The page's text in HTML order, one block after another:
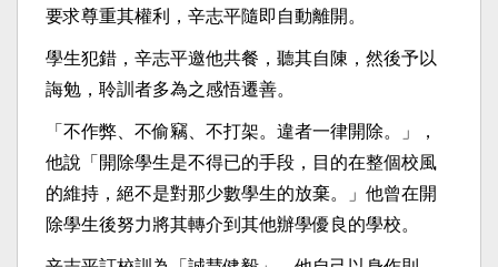
要求尊重其權利，辛志平隨即自動離開。
學生犯錯，辛志平邀他共餐，聽其自陳，然後予以
誨勉，聆訓者多為之感悟遷善。
「不作弊、不偷竊、不打架。違者一律開除。」，
他說「開除學生是不得已的手段，目的在整個校風
的維持，絕不是對那少數學生的放棄。」他曾在開
除學生後努力將其轉介到其他辦學優良的學校。